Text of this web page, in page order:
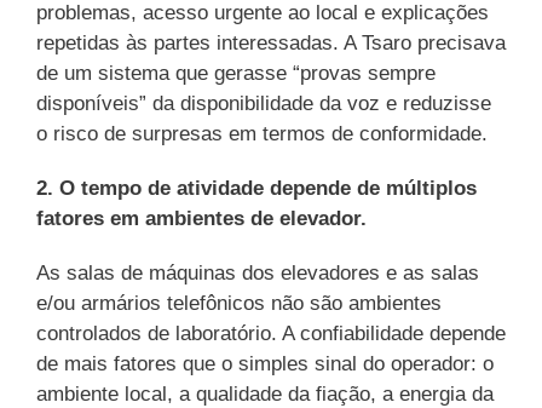
problemas, acesso urgente ao local e explicações
repetidas às partes interessadas. A Tsaro precisava
de um sistema que gerasse “provas sempre
disponíveis” da disponibilidade da voz e reduzisse
o risco de surpresas em termos de conformidade.
2. O tempo de atividade depende de múltiplos
fatores em ambientes de elevador.
As salas de máquinas dos elevadores e as salas
e/ou armários telefônicos não são ambientes
controlados de laboratório. A confiabilidade depende
de mais fatores que o simples sinal do operador: o
ambiente local, a qualidade da fiação, a energia da